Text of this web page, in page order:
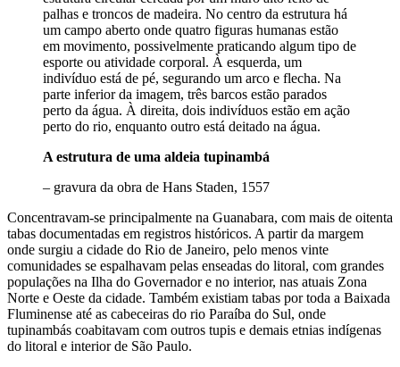
palhas e troncos de madeira. No centro da estrutura há
um campo aberto onde quatro figuras humanas estão
em movimento, possivelmente praticando algum tipo de
esporte ou atividade corporal. À esquerda, um
indivíduo está de pé, segurando um arco e flecha. Na
parte inferior da imagem, três barcos estão parados
perto da água. À direita, dois indivíduos estão em ação
perto do rio, enquanto outro está deitado na água.
A estrutura de uma aldeia tupinambá
– gravura da obra de Hans Staden, 1557
Concentravam-se principalmente na Guanabara, com mais de oitenta
tabas documentadas em registros históricos. A partir da margem
onde surgiu a cidade do Rio de Janeiro, pelo menos vinte
comunidades se espalhavam pelas enseadas do litoral, com grandes
populações na Ilha do Governador e no interior, nas atuais Zona
Norte e Oeste da cidade. Também existiam tabas por toda a Baixada
Fluminense até as cabeceiras do rio Paraíba do Sul, onde
tupinambás coabitavam com outros tupis e demais etnias indígenas
do litoral e interior de São Paulo.